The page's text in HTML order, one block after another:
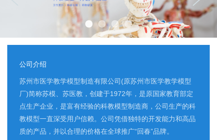
公司介绍
苏州市医学教学模型制造有限公司(原苏州市医学教学模型
厂)简称苏模、苏医教，创建于1972年，是原国家教育部定
点生产企业，是富有经验的科教模型制造商，公司生产的科
教模型一直深受用户信赖。公司凭借独特的开发能力和高品
质的产品，并以合理的价格在全球推广“回春”品牌。